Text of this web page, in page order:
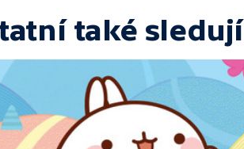
také sledují